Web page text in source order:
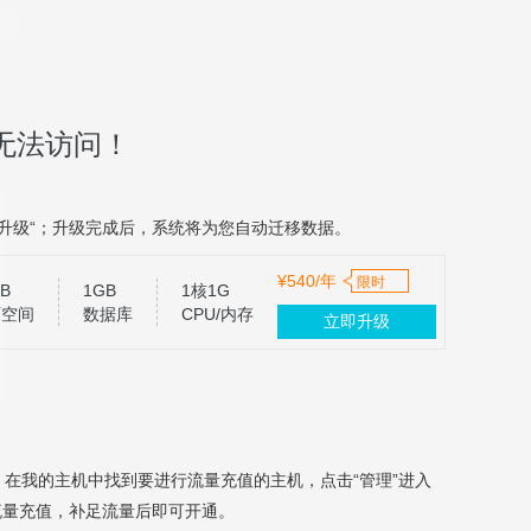
访问！
“；升级完成后，系统将为您自动迁移数据。
间
1GB
数据库
1核1G
CPU/内存
¥540/年 限时
立即升级
在我的主机中找到要进行流量充值的主机，点击“管理”进入
充值，补足流量后即可开通。